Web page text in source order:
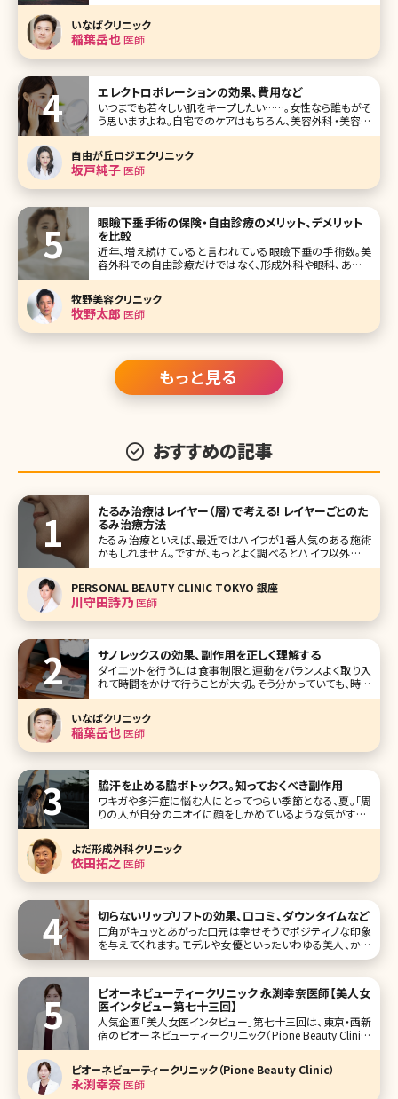
鼻水などの症状が起こるのが特徴で、日常生活に様々な影
まざまな治療法を
いなばクリニック
稲葉岳也医師
エレクトロポレーションの効果、費用など
いつまでも若々しい肌をキープしたい……。女性なら誰もがそ
う思いますよね。自宅でのケアはもちろん、美容外科・美容皮
膚科でもさまざまな美肌治療を受けることができますが、リ
スクの伴うものやダウンタイムがある施術は受けたくないと
いう方もいるのではないでしょうか。エレクトロポレーション
は「ノーリスク」でキレイ
自由が丘ロジエクリニック
坂戸純子医師
眼瞼下垂手術の保険・自由診療のメリット、デメリット
を比較
近年、増え続けていると言われている眼瞼下垂の手術数。美
容外科での自由診療だけではなく、形成外科や眼科、あるい
は一部の美容外科でも保険診療で手術を受けることができ
当する?」「眼瞼下垂手術って保険診療と自由診療どう違う
の?」という疑問に、費用面など
牧野美容クリニック
牧野太郎 医師
もっと見る
おすすめの記事
たるみ治療はレイヤー（層）で考える! レイヤーごとのた
るみ治療方法
たるみ治療といえば、最近ではハイフが1番人気のある施術
かもしれません。ですが、もっとよく調べるとハイフ以外にも
たくさんのたるみ治療があることに気がつくと思います。超音
波、RF、ヒアルロン酸……一体自分的にはどれがたるみに効
果のある治療なのか、調べても一般の方が理解するのはと
ても難しいと思います。
PERSONAL BEAUTY CLINIC TOKYO 銀座
川守田詩乃医師
サノレックスの効果、副作用を正しく理解する
ダイエットを行うには食事制限と運動をバランスよく取り入
れて時間をかけて行うことが大切。そう分かっていても、時に
は短期間で痩せたい!というときがありますよね。また頑張っ
なることも。そんな悩み
いなばクリニック
稲葉岳也医師
脇汗を止める脇ボトックス。知っておくべき副作用
ワキガや多汗症に悩む人にとってつらい季節となる、夏。「周
りの人が自分のニオイに顔をしかめているような気がする」
「ただでさえ暑いこの時期、人前に出たときにどっと汗が出て
恥ずかしい思いをするのではないか」こんな心配をしている
方も多いでしょう。 ワキガや多汗症の治療をしたいけれど手
術は怖いという人に
よだ形成外科クリニック
依田拓之 医師
切らないリップリフトの効果、口コミ、ダウンタイムなど
口角がキュッとあがった口元は幸せそうでポジティブな印象
を与えてくれます。モデルや女優といったいわゆる美人、かわ
いいと言われる女性たちも皆、口角があがっている人ばか
ピオーネビューティークリニック 永渕幸奈医師【美人女
医インタビュー第七十三回】
人気企画「美人女医インタビュー」第七十三回は、東京・西新
宿のピオーネビューティークリニック（Pione Beauty Clinic）
の永渕幸奈（ながふち みゆな）先生です。 ピオーネビューテ
ィークリニック（山本晃義院長）は、お顔のたるみやシワなど
のエイジングケア、美容皮膚科メニューを中心に、目
ピオーネビューティークリニック（Pione Beauty Clinic）
永渕幸奈医師